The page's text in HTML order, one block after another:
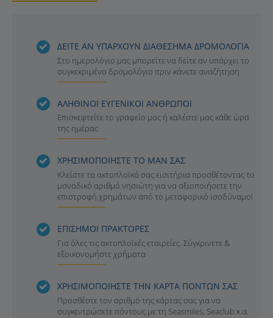
ΔΕΙΤΕ ΑΝ ΥΠΑΡΧΟΥΝ ΔΙΑΘΕΣΗΜΑ ΔΡΟΜΟΛΟΓΙΑ
Στο ημερολόγιο μας μπορείτε να δείτε αν υπάρχει το
συγκεκριμένο δρομολόγιο πριν κάνετε αναζήτηση
ΑΛΗΘΙΝΟΙ ΕΥΓΕΝΙΚΟΙ ΑΝΘΡΩΠΟΙ
Επισκεφτείτε το γραφείο μας ή καλέστε μας κάθε ώρα
της ημέρας
ΧΡΗΣΙΜΟΠΟΙΗΣΤΕ ΤΟ ΜΑΝ ΣΑΣ
Κλείστε τα ακτοπλοϊκά σας εισιτήρια προσθέτοντας το
μοναδικό αριθμό νησιώτη για να αξιοποιήσετε την
επιστροφή χρημάτων από το μεταφορικό ισοδύναμο!
ΕΠΙΣΗΜΟΙ ΠΡΑΚΤΟΡΕΣ
Για όλες τις ακτοπλοϊκές εταιρείες. Σύγκρινετε &
εξοικονομήστε χρήματα
ΧΡΗΣΙΜΟΠΟΙΗΣΤΕ ΤΗΝ ΚΑΡΤΑ ΠΟΝΤΩΝ ΣΑΣ
Προσθέστε τον αριθμό της κάρτας σας για να
συγκεντρώσετε πόντους με τη Seasmiles, Seaclub κ.α.